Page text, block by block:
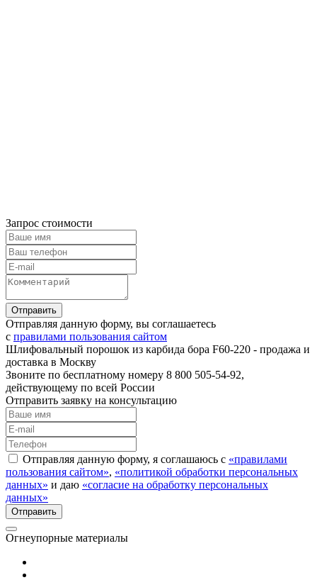
Запрос стоимости
Отправляя данную форму, вы соглашаетесь
с правилами пользования сайтом
Шлифовальный порошок из карбида бора F60-220 - продажа и
доставка в Москву
Звоните по бесплатному номеру 8 800 505-54-92,
действующему по всей России
Отправить заявку на консультацию
Отправляя данную форму, я соглашаюсь с «правилами
пользования сайтом», «политикой обработки персональных
данных» и даю «согласие на обработку персональных
данных»
Огнеупорные материалы